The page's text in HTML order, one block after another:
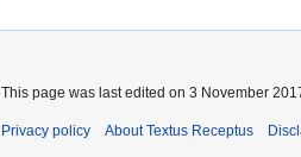
This page was last edited on 3 November
Privacy policy About Textus Receptus